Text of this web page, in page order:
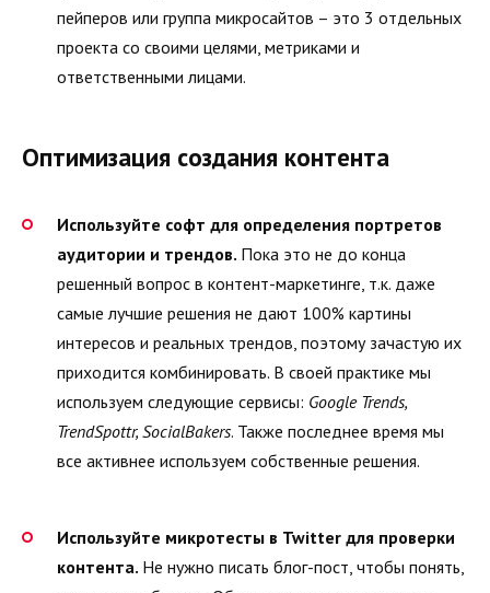
пейперов или группа микросайтов – это 3 отдельных
проекта со своими целями, метриками и
ответственными лицами.
Оптимизация создания контента
Используйте софт для определения портретов
аудитории и трендов. Пока это не до конца
решенный вопрос в контент-маркетинге, т.к. даже
самые лучшие решения не дают 100% картины
интересов и реальных трендов, поэтому зачастую их
приходится комбинировать. В своей практике мы
используем следующие сервисы: Google Trends,
TrendSpottr, SocialBakers. Также последнее время мы
все активнее используем собственные решения.
Используйте микротесты в Twitter для проверки
контента. Не нужно писать блог-пост, чтобы понять,